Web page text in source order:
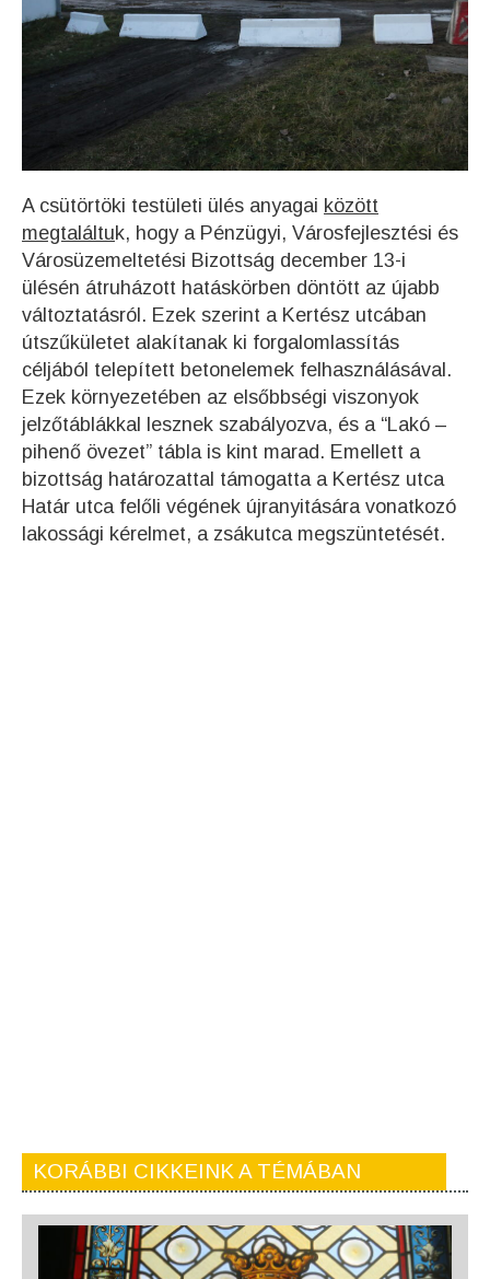
A csütörtöki testületi ülés anyagai között
megtaláltuk, hogy a Pénzügyi, Városfejlesztési és
Városüzemeltetési Bizottság december 13-i
ülésén átruházott hatáskörben döntött az újabb
változtatásról. Ezek szerint a Kertész utcában
útszűkületet alakítanak ki forgalomlassítás
céljából telepített betonelemek felhasználásával.
Ezek környezetében az elsőbbségi viszonyok
jelzőtáblákkal lesznek szabályozva, és a “Lakó –
pihenő övezet” tábla is kint marad. Emellett a
bizottság határozattal támogatta a Kertész utca
Határ utca felőli végének újranyitására vonatkozó
lakossági kérelmet, a zsákutca megszüntetését.
KORÁBBI CIKKEINK A TÉMÁBAN